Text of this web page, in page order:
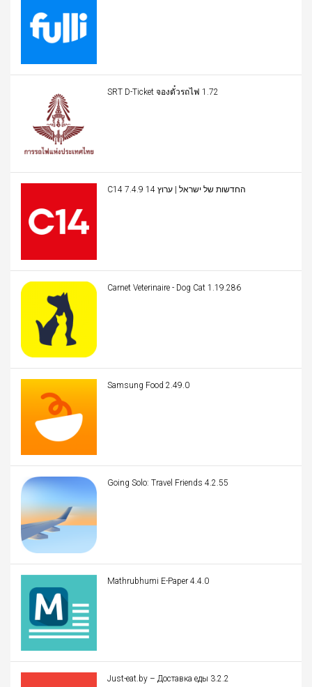
SRT D-Ticket จองตั๋วรถไฟ 1.72
C14 החדשות של ישראל | ערוץ 14 7.4.9
Carnet Veterinaire - Dog Cat 1.19.286
Samsung Food 2.49.0
Going Solo: Travel Friends 4.2.55
Mathrubhumi E-Paper 4.4.0
Just-eat.by – Доставка еды 3.2.2